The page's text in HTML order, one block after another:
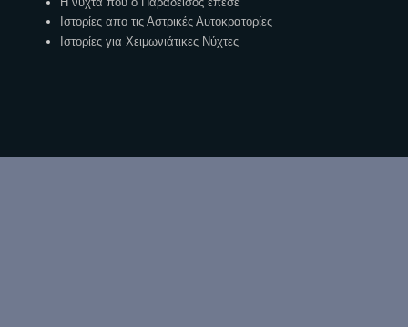
Ιστορίες απο τις Αστρικές Αυτοκρατορίες
Ιστορίες για Χειμωνιάτικες Νύχτες